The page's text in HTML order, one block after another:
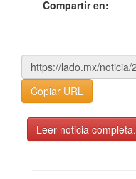
Compartir en:
Copiar URL
Leer noticia completa.